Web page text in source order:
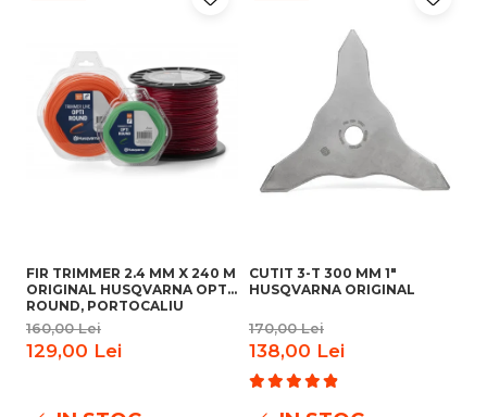
FIR TRIMMER 2.4 MM X 240 M
ORIGINAL HUSQVARNA OPTI
ROUND, PORTOCALIU
160,00 Lei
129,00 Lei
CUTIT 3-T 300 MM 1"
HUSQVARNA ORIGINAL
170,00 Lei
138,00 Lei